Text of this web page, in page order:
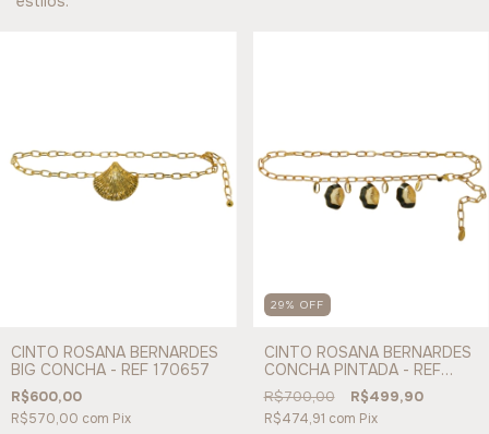
CINTO ROSANA BERNARDES
BIG CONCHA - REF 170657
R$600,00
R$570,00 com Pix
29% OFF
CINTO ROSANA BERNARDES
CONCHA PINTADA - REF
170659
R$700,00 R$499,90
R$474,91 com Pix